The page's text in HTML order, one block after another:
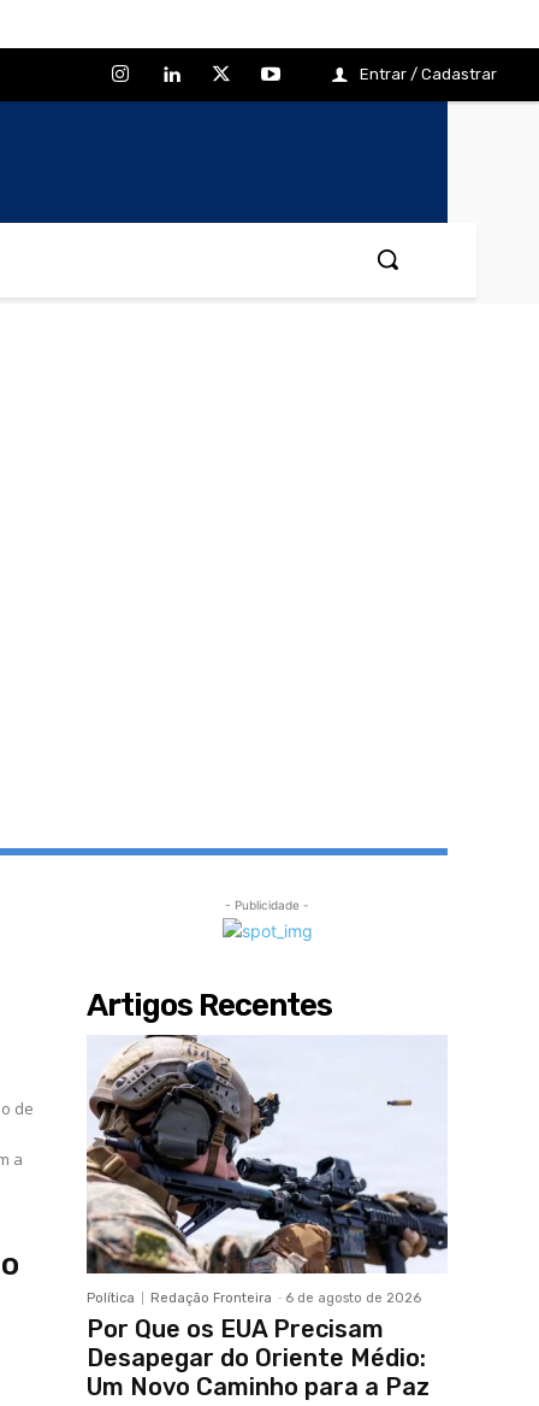
Entrar / Cadastrar
de
a
- Publicidade -
Artigos Recentes
Política Redação Fronteira - 6 de agosto de 2026
Por Que os EUA Precisam
Desapegar do Oriente Médio:
Um Novo Caminho para a Paz